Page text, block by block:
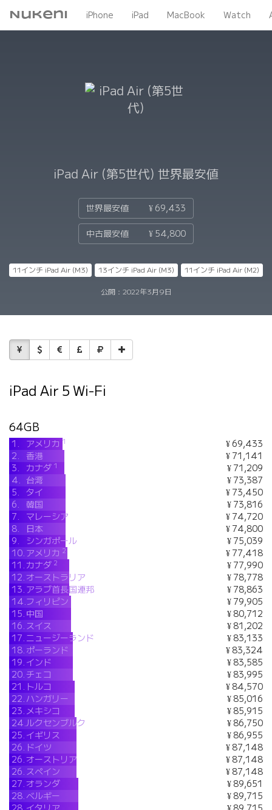
Nukeni iPhone iPad MacBook Watch
iPad Air (第5世代) 世界最安値
世界最安値 ¥ 69,433
中古最安値 ¥ 54,800
11インチ iPad Air (M3) 13インチ iPad Air (M3) 11インチ iPad Air (M2)
公開： 2022年3月9日
iPad Air 5 Wi-Fi
64GB
1. アメリカ 1
¥ 69,433
2.
香港
¥ 71,141
3.
カナダ 1
¥ 71,209
4. 台湾
¥ 73,387
5.
タイ
¥ 73,450
6.
韓国
¥ 73,816
7.
マレーシア
¥ 74,720
8.
日本
¥ 74,800
9.
シンガポール
¥ 75,039
10. アメリカ 2
¥ 77,418
11.カナダ 2
¥ 77,990
12.オーストラリア
¥ 78,778
13. アラブ首長国連邦
¥ 78,863
14.フィリピン
¥ 79,905
15. 中国
¥ 80,712
16. スイス
¥ 81,202
17. ニュージーランド
¥ 83,133
18. ポーランド
¥ 83,324
19. インド
¥ 83,585
20.チェコ
¥ 83,995
21. トルコ
¥ 84,570
22. ハンガリー
¥ 85,016
23. メキシコ
¥ 85,915
24.ルクセンブルク
¥ 86,750
25. イギリス
¥ 86,955
26. ドイツ
¥ 87,148
26.オーストリア
¥ 87,148
26. スペイン
¥ 87,148
27.オランダ
¥ 89,651
28.ベルギー
¥ 89,715